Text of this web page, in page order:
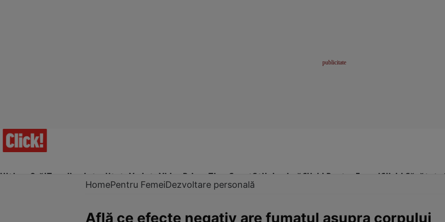
Ultima Oră!Trending Actualitate Vedete Video Prime Time SportStil de viațăClick! Pentru FemeiClick! Sănătate
HomePentru FemeiDezvoltare personală
Află ce efecte negativ are fumatul asupra corpului